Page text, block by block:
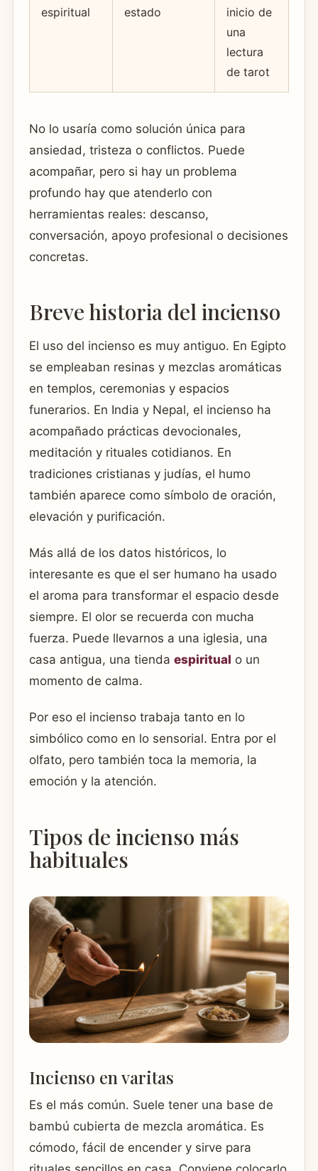
espiritual
estado
inicio de
una
lectura
de tarot
No lo usaría como solución única para
ansiedad, tristeza o conflictos. Puede
acompañar, pero si hay un problema
profundo hay que atenderlo con
herramientas reales: descanso,
conversación, apoyo profesional o decisiones
concretas.
Breve historia del incienso
El uso del incienso es muy antiguo. En Egipto
se empleaban resinas y mezclas aromáticas
en templos, ceremonias y espacios
funerarios. En India y Nepal, el incienso ha
acompañado prácticas devocionales,
meditación y rituales cotidianos. En
tradiciones cristianas y judías, el humo
también aparece como símbolo de oración,
elevación y purificación.
Más allá de los datos históricos, lo
interesante es que el ser humano ha usado
el aroma para transformar el espacio desde
siempre. El olor se recuerda con mucha
fuerza. Puede llevarnos a una iglesia, una
casa antigua, una tienda espiritual o un
momento de calma.
Por eso el incienso trabaja tanto en lo
simbólico como en lo sensorial. Entra por el
olfato, pero también toca la memoria, la
emoción y la atención.
Tipos de incienso más
habituales
Incienso en varitas
Es el más común. Suele tener una base de
bambú cubierta de mezcla aromática. Es
cómodo, fácil de encender y sirve para